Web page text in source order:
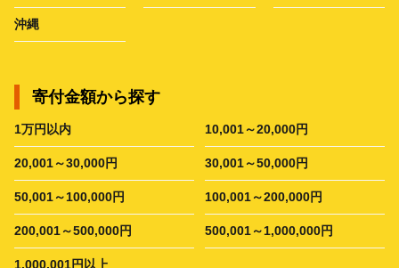
沖縄
寄付金額から探す
1万円以内 10,001～20,000円
20,001～30,000円 30,001～50,000円
50,001～100,000円 100,001～200,000円
200,001～500,000円 500,001～1,000,000円
1,000,001円以上